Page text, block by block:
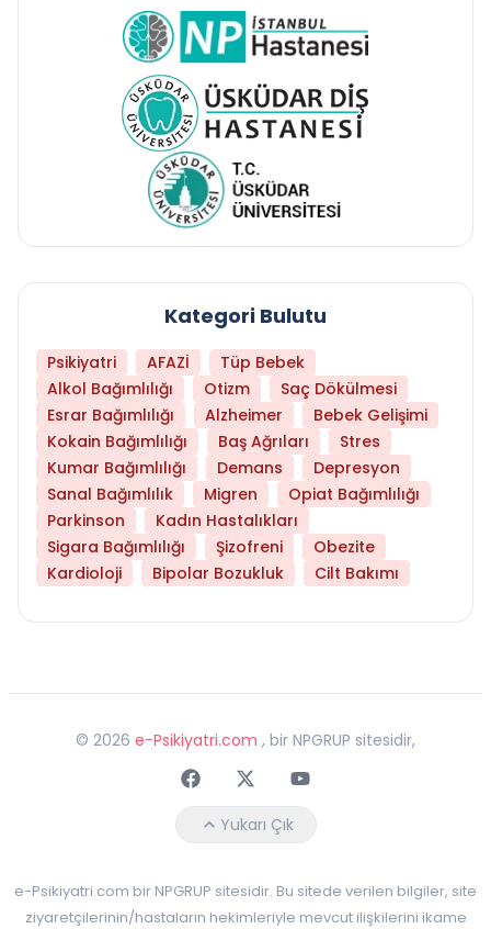
Kategori Bulutu
Psikiyatri AFAZİ
Tüp Bebek
Alkol Bağımlılığı
Otizm
Saç Dökülmesi
Esrar Bağımlılığı
Alzheimer
Bebek Gelişimi
Kokain Bağımlılığı
Baş Ağrıları
Stres
Kumar Bağımlılığı
Demans
Depresyon
Sanal Bağımlılık
Migren
Opiat Bağımlılığı
Parkinson
Kadın Hastalıkları
Sigara Bağımlılığı
Şizofreni
Obezite
Kardioloji
Bipolar Bozukluk Cilt Bakımı
© 2026 e-Psikiyatri.com , bir NPGRUP sitesidir,
FaceebokTwitterYoutube
Yukarı Çık
e-Psikiyatri.com bir NPGRUP sitesidir. Bu sitede verilen bilgiler, site
ziyaretçilerinin/hastaların hekimleriyle mevcut ilişkilerini ikame